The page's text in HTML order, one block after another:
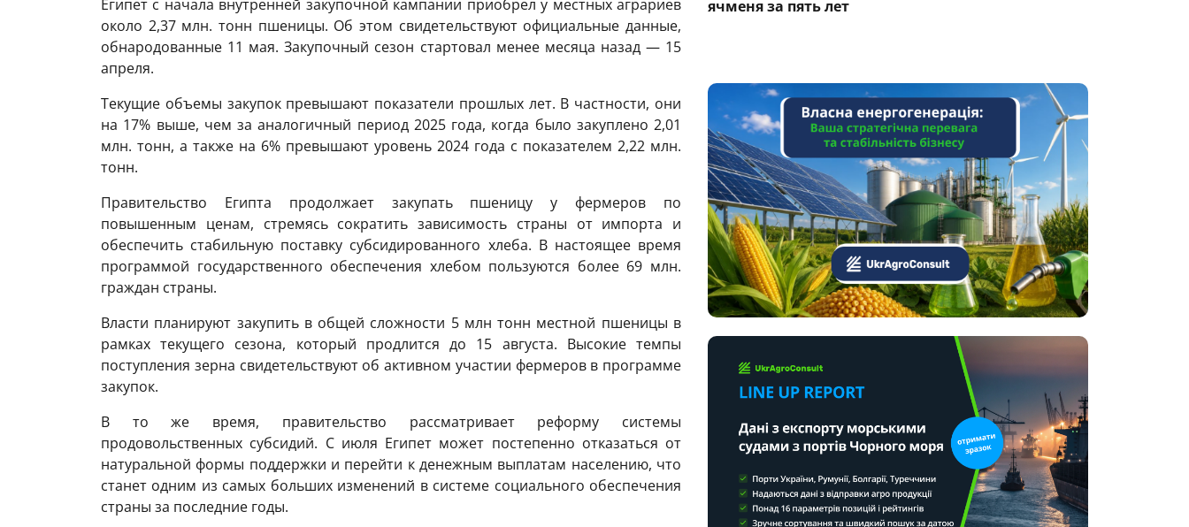
Египет с начала внутренней закупочной кампании приобрел у местных аграриев
около 2,37 млн. тонн пшеницы. Об этом свидетельствуют официальные данные,
обнародованные 11 мая. Закупочный сезон стартовал менее месяца назад — 15
апреля.
Текущие объемы закупок превышают показатели прошлых лет. В частности, они
на 17% выше, чем за аналогичный период 2025 года, когда было закуплено 2,01
млн. тонн, а также на 6% превышают уровень 2024 года с показателем 2,22 млн.
тонн.
Правительство Египта продолжает закупать пшеницу у фермеров по
повышенным ценам, стремясь сократить зависимость страны от импорта и
обеспечить стабильную поставку субсидированного хлеба. В настоящее время
программой государственного обеспечения хлебом пользуются более 69 млн.
граждан страны.
Власти планируют закупить в общей сложности 5 млн тонн местной пшеницы в
рамках текущего сезона, который продлится до 15 августа. Высокие темпы
поступления зерна свидетельствуют об активном участии фермеров в программе
закупок.
В то же время, правительство рассматривает реформу системы
продовольственных субсидий. С июля Египет может постепенно отказаться от
натуральной формы поддержки и перейти к денежным выплатам населению, что
станет одним из самых больших изменений в системе социального обеспечения
страны за последние годы.
ячменя за пять лет